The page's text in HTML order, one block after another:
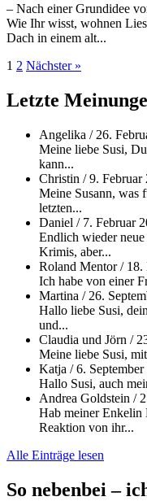
– Nach einer Grundidee
Wie Ihr wisst, wohnen
Dach in einem alt...
1 2 Nächster »
Letzte
Angelika / 26.
Meine liebe Susi,
kann...
Christin /9. Februar
Meine Susann, was
letzten...
Daniel / 7. Februar
Endlich wieder
Krimis, aber...
Roland Mentor/ 18.
Ich habe von einer
Martina / 26.
Hallo liebe Susi,
und...
Claudia und Jörn /
Meine liebe Susi,
Katja /6.
Hallo Susi, auch
Andrea Goldstein /
Hab meiner Enkelin
Reaktion von ihr...
Alle Einträge lesen
So nebenbei –